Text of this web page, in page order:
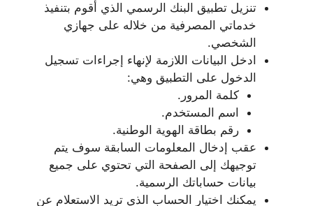
تنزيل تطبيق البنك الرسمي الذي أقوم بتنفيذ
خدماتي المصرفية من خلاله على جهازي
الشخصي.
ادخل البيانات اللازمة لإنهاء إجراءات تسجيل
الدخول على التطبيق وهي:
كلمة المرور.
اسم المستخدم.
رقم بطاقة الهوية الوطنية.
عقب إدخال المعلومات السابقة سوف يتم
توجيهك إلى الصفحة التي تحتوي على جميع
بيانات حساباتك الرسمية.
يمكنك اختيار الحساب الذي تريد الاستعلام عن